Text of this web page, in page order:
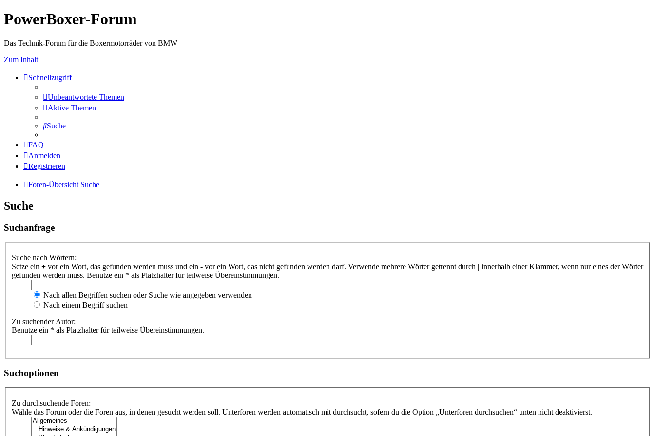
PowerBoxer-Forum
Das Technik-Forum für die Boxermotorräder von BMW
Zum Inhalt
Schnellzugriff
Unbeantwortete Themen
Aktive Themen
Suche
FAQ
Anmelden
Registrieren
Foren-Übersicht Suche
Suche
Suchanfrage
Suche nach Wörtern:
Setze ein + vor ein Wort, das gefunden werden muss und ein - vor ein Wort, das nicht gefunden werden darf. Verwende mehrere Wörter getrennt durch | innerhalb einer Klammer, wenn nur eines der Wörter
gefunden werden muss. Benutze ein * als Platzhalter für teilweise Übereinstimmungen.
Nach allen Begriffen suchen oder Suche wie angegeben verwenden
Nach einem Begriff suchen
Zu suchender Autor:
Benutze ein * als Platzhalter für teilweise Übereinstimmungen.
Suchoptionen
Zu durchsuchende Foren:
Wähle das Forum oder die Foren aus, in denen gesucht werden soll. Unterforen werden automatisch mit durchsucht, sofern du die Option „Unterforen durchsuchen“ unten nicht deaktivierst.